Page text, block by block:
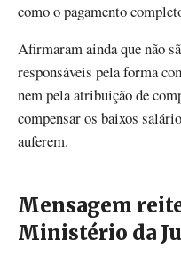
como o pagamento
Afirmaram ainda que não
responsáveis pela forma
nem pela atribuição de
compensar os baixos
auferem.
Mensagem
Ministério da